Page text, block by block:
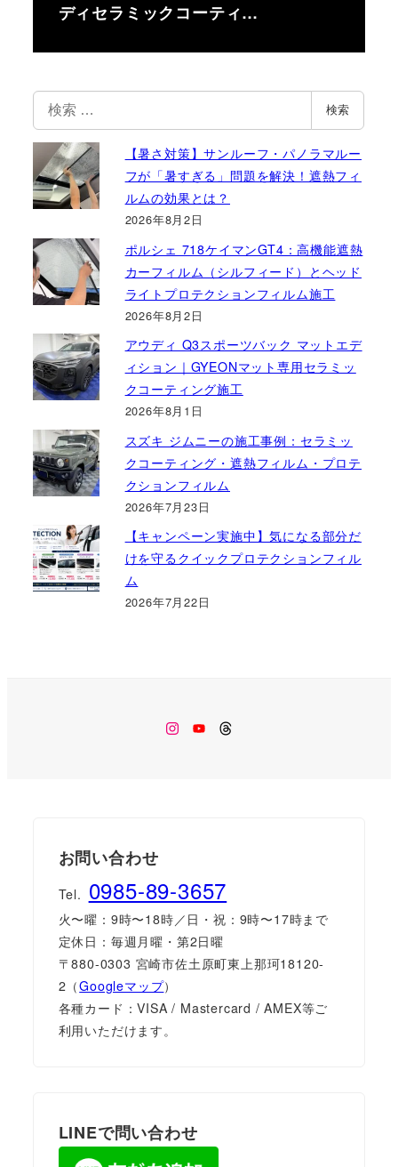
ディセラミックコーティ…
検
索
検索
【暑さ対策】サンルーフ・パノラマルー
フが「暑すぎる」問題を解決！遮熱フィ
ルムの効果とは？
2026年8月2日
ポルシェ 718ケイマンGT4：高機能遮熱
カーフィルム（シルフィード）とヘッド
ライトプロテクションフィルム施工
2026年8月2日
アウディ Q3スポーツバック マットエデ
ィション｜GYEONマット専用セラミッ
クコーティング施工
2026年8月1日
スズキ ジムニーの施工事例：セラミッ
クコーティング・遮熱フィルム・プロテ
クションフィルム
2026年7月23日
【キャンペーン実施中】気になる部分だ
けを守るクイックプロテクションフィル
ム
2026年7月22日
Instagram
YoutubeThreads
お問い合わせ
Tel. 0985-89-3657
火〜曜：9時〜18時／日・祝：9時〜17時まで
定休日：毎週月曜・第2日曜
〒880-0303 宮崎市佐土原町東上那珂18120-
2（Googleマップ）
各種カード：VISA / Mastercard / AMEX等ご
利用いただけます。
LINEで問い合わせ